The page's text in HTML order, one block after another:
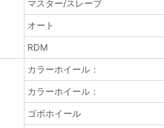
マスター/スレーブ
オート
RDM
カラーホイール：
カラーホイール：
ゴボホイール